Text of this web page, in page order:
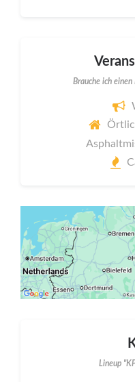
Brauche ich einen
Lineup